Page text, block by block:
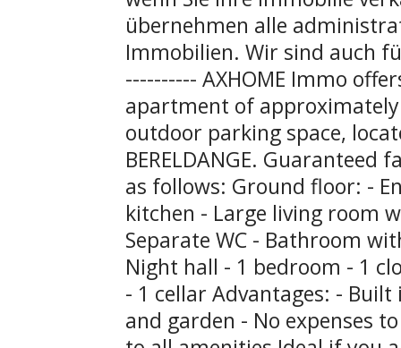
übernehmen alle
Immobilien. Wir sind auch
---------- AXHOME Immo
apartment of
outdoor parking space,
BERELDANGE.
as follows: Ground floor: -
kitchen - Large living room
Separate WC - Bathroom
Night hall - 1 bedroom - 1
- 1 cellar Advantages: - Built
and garden - No expenses